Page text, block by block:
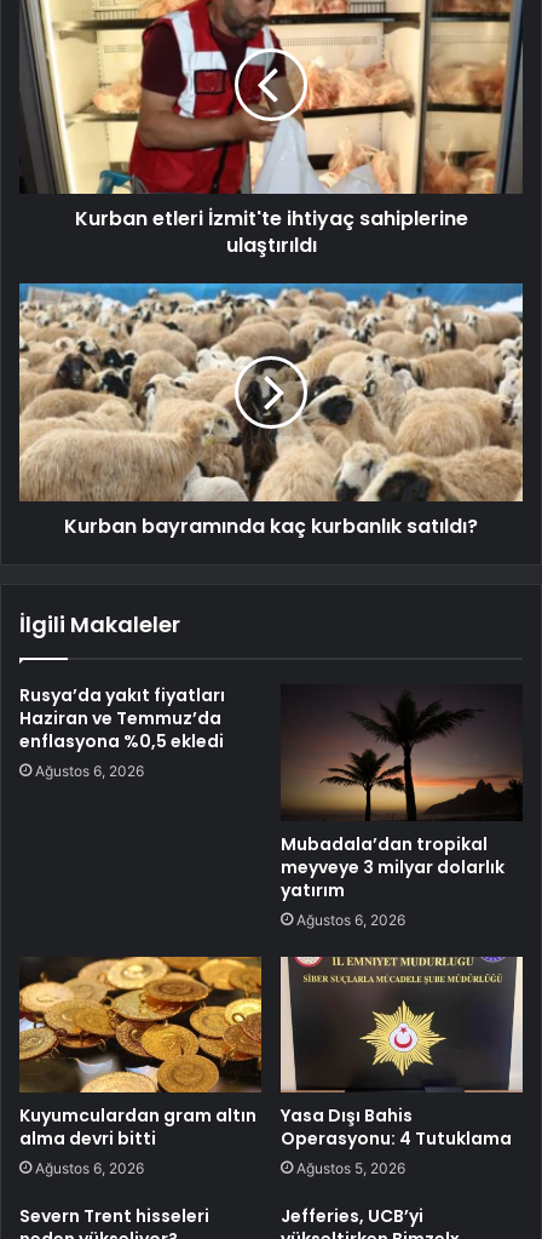
Kurban etleri İzmit'te ihtiyaç sahiplerine
ulaştırıldı
Kurban bayramında kaç kurbanlık satıldı?
İlgili Makaleler
Rusya’da yakıt fiyatları
Haziran ve Temmuz’da
enflasyona %0,5 ekledi
Ağustos 6, 2026
Mubadala’dan tropikal
meyveye 3 milyar dolarlık
yatırım
Ağustos 6, 2026
Kuyumculardan gram altın
alma devri bitti
Ağustos 6, 2026
Yasa Dışı Bahis
Operasyonu: 4 Tutuklama
Ağustos 5, 2026
Severn Trent hisseleri
Jefferies, UCB’yi